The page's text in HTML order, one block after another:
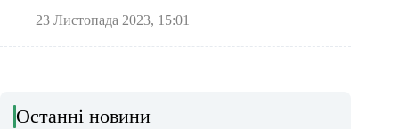
23 Листопада 2023, 15:01
Останні новини